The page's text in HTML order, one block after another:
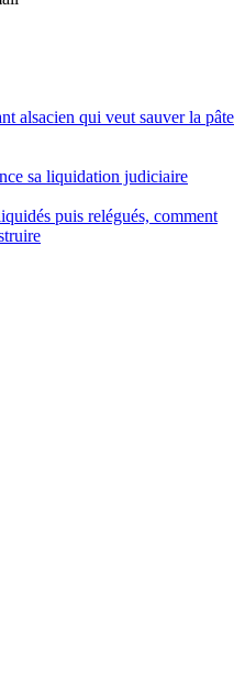
alsacien qui veut sauver la pâte
sa liquidation judiciaire
puis relégués, comment